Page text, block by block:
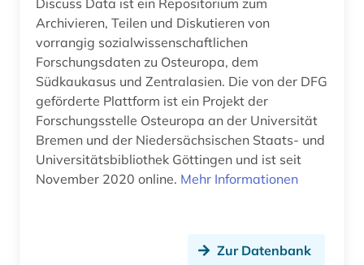
Discuss Data ist ein Repositorium zum
Archivieren, Teilen und Diskutieren von
vorrangig sozialwissenschaftlichen
Forschungsdaten zu Osteuropa, dem
Südkaukasus und Zentralasien. Die von der DFG
geförderte Plattform ist ein Projekt der
Forschungsstelle Osteuropa an der Universität
Bremen und der Niedersächsischen Staats- und
Universitätsbibliothek Göttingen und ist seit
November 2020 online. Mehr Informationen
Zur Datenbank